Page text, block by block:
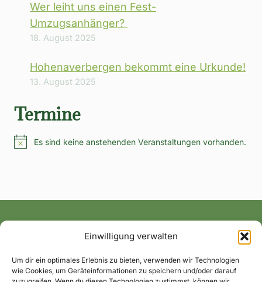
Einwilligung verwalten
Um dir ein optimales Erlebnis zu bieten, verwenden wir Technologien
wie Cookies, um Geräteinformationen zu speichern und/oder darauf
Wer leiht uns einen Fest-
Umzugsanhänger?
18. August 2025
Hohenaverbergen bekommt eine Urkunde!
13. August 2025
Termine
HinweisEs sind keine anstehenden Veranstaltungen vorhanden.
Alle News und Termine ins Postfach!